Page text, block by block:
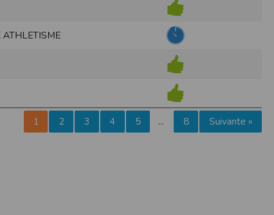
1 2 3 4 5 … 8 Suivante »
pas accessible depuis l’extérieur.
sur notre site peut en être affectée